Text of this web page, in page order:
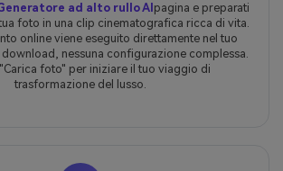
ad alto rullo AI pagina e preparati
foto in una clip cinematografica ricca di vita.
online viene eseguito direttamente nel tuo
download, nessuna configurazione complessa.
foto" per iniziare il tuo viaggio di
trasformazione del lusso.